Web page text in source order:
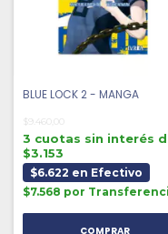
BLUE LOCK 2 - MANGA
$9.460,00
3 cuotas sin interés
$3.153
$6.622 en Efectivo
$7.568 por